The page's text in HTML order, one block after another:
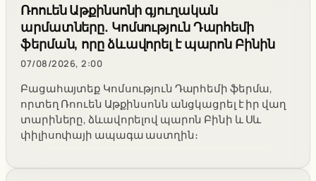
Ռոուեն Աթքինսոնի գյուղական
արմատները. Կոմսություն Դարհեմի
ֆերման, որը ձևավորել է պարոն Բինին
07/08/2026, 2:00
Բացահայտեք Կոմսություն Դարհեմի ֆերմա,
որտեղ Ռոուեն Աթքինսոնն անցկացրել է իր վաղ
տարիները, ձևավորելով պարոն Բինի և Սև
փիլիսոփայի ապագա աստղին։